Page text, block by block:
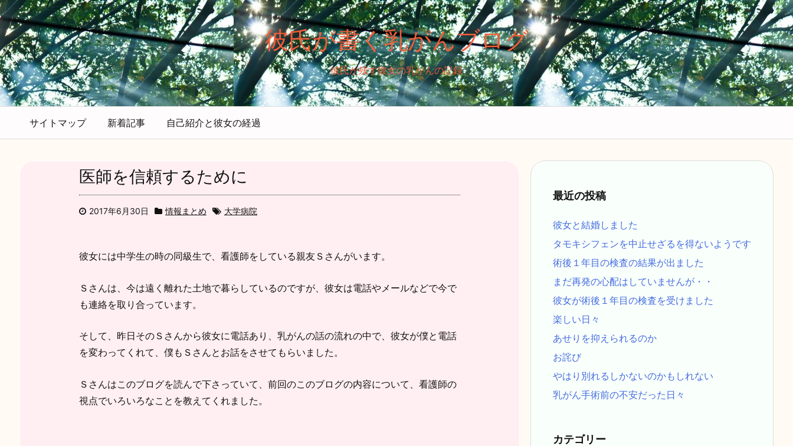
彼氏が書く乳がんブログ
彼氏が残す彼女の乳がんの記録
サイトマップ 新着記事 自己紹介と彼女の経過
医師を信頼するために
2017年6月30日 情報まとめ 大学病院
彼女には中学生の時の同級生で、看護師をしている親友Ｓさんがいます。
Ｓさんは、今は遠く離れた土地で暮らしているのですが、彼女は電話やメールなどで今で
も連絡を取り合っています。
そして、昨日そのＳさんから彼女に電話あり、乳がんの話の流れの中で、彼女が僕と電話
を変わってくれて、僕もＳさんとお話をさせてもらいました。
Ｓさんはこのブログを読んで下さっていて、前回のこのブログの内容について、看護師の
視点でいろいろなことを教えてくれました。
最近の投稿
彼女と結婚しました
タモキシフェンを中止せざるを得ないようです
術後１年目の検査の結果が出ました
まだ再発の心配はしていませんが・・
彼女が術後１年目の検査を受けました
楽しい日々
あせりを抑えられるのか
お詫び
やはり別れるしかないのかもしれない
乳がん手術前の不安だった日々
カテゴリー